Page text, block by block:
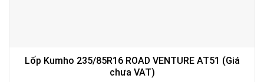
Lốp Kumho 235/85R16 ROAD VENTURE AT51 (Giá
chưa VAT)